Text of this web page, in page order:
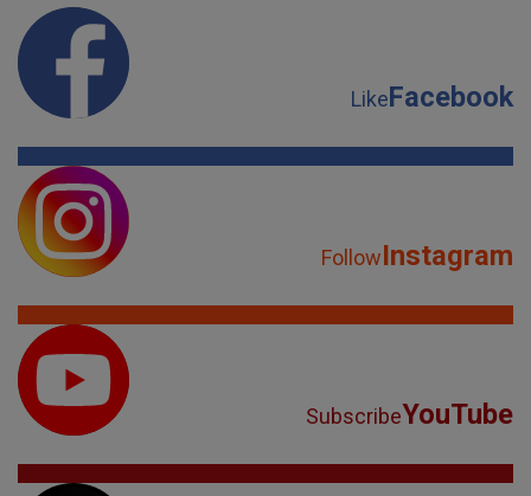
LikeFacebook
FollowInstagram
SubscribeYouTube